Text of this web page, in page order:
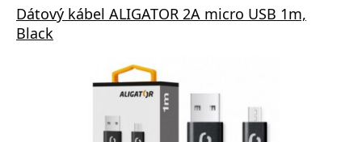
Dátový kábel ALIGATOR 2A micro USB 1m,
Black